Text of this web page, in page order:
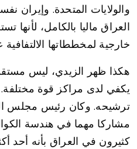
والولايات المتحدة. وإيران
العراق ماليا بالكامل، لأنها
خارجية لمخططاتها
هكذا ظهر الزيدي، ليس
يكفي لدى مراكز قوة مختلفة.
ترشيحه. وكان رئيس مجلس
مشاركا مهما في هندسة
كثيرون في العراق بأنه أحد